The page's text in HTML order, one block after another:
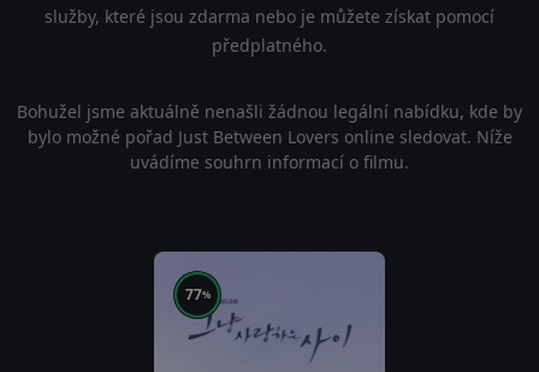
služby, které jsou zdarma nebo je můžete získat pomocí
předplatného.
Bohužel jsme aktuálně nenašli žádnou legální nabídku, kde by
bylo možné pořad Just Between Lovers online sledovat. Níže
uvádíme souhrn informací o filmu.
77%